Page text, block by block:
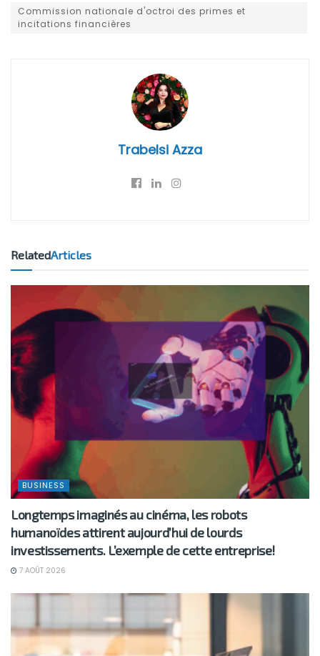
Commission nationale d'octroi des primes et
incitations financières
Trabelsi Azza
RelatedArticles
BUSINESS
Longtemps imaginés au cinéma, les robots
humanoïdes attirent aujourd’hui de lourds
investissements. L’exemple de cette entreprise!
7 AOÛT 2026